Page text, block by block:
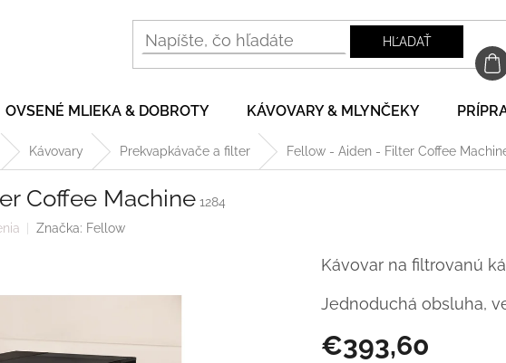
HĽADAŤ
OVSENÉ MLIEKA & DOBROTY KÁVOVARY & MLYNČEKY
Kávovary Prekvapkávače a filter Fellow - Aiden - Filter Coffee
Coffee Machine 1284
Značka: Fellow
€393,60
Kávovar na filtrovanú
Jednoduchá obsluha,